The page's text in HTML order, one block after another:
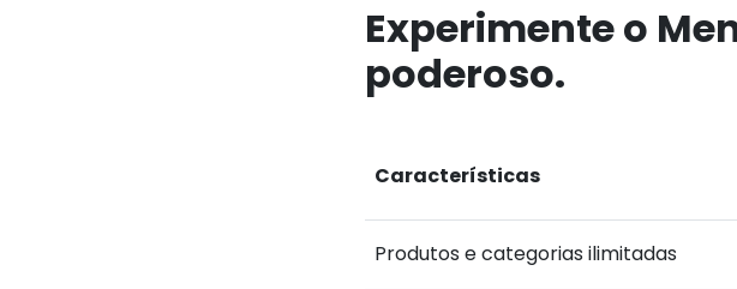
Experimente o
poderoso.
Características
Produtos e categorias ilimitadas